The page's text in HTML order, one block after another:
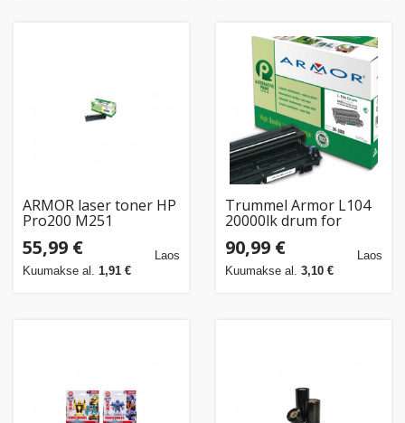
ARMOR laser toner HP
Pro200 M251
55,99 €
Kuumakse al. 1,91 €
Laos
Trummel Armor L104
20000lk drum for
HL800/820/860/1040/
5130/5140/5150/5170
90,99 €
Kuumakse al. 3,10 €
Laos